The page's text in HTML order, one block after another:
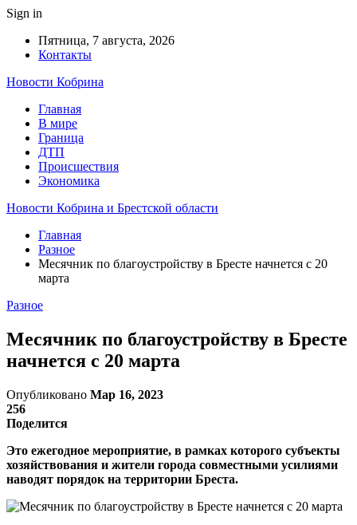
Sign in
Пятница, 7 августа, 2026
Контакты
Новости Кобрина
Главная
В мире
Граница
ДТП
Происшествия
Экономика
Новости Кобрина и Брестской области
Главная
Разное
Месячник по благоустройству в Бресте начнется с 20
марта
Разное
Месячник по благоустройству в Бресте
начнется с 20 марта
Опубликовано Мар 16, 2023
256
Поделится
Это ежегодное мероприятие, в рамках которого субъекты
хозяйствования и жители города совместными усилиями
наводят порядок на территории Бреста.